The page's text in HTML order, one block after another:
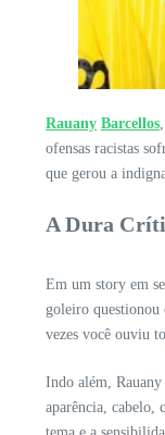
Rauany Barcellos
ofensas racistas
que gerou a
A Dura
Em um story em
goleiro questionou
vezes você ouviu
Indo além, Rauany
aparência, cabelo,